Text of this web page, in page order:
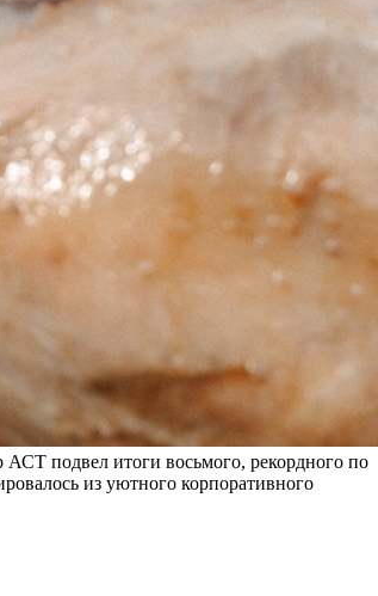
АСТ подвел итоги восьмого, рекордного по
из уютного корпоративного